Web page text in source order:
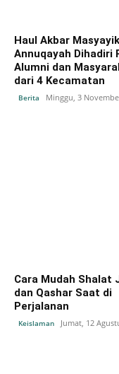
Haul Akbar
Annuqayah Dihadiri
Alumni dan
dari 4 Kecamatan
Berita Minggu, 3
Cara Mudah Shalat
dan Qashar Saat di
Perjalanan
Keislaman Jumat, 12